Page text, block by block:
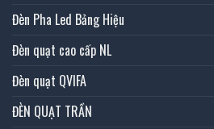
Đèn Pha Led Bảng Hiệu
Đèn quạt cao cấp NL
Đèn quạt QVIFA
ĐÈN QUẠT TRẦN